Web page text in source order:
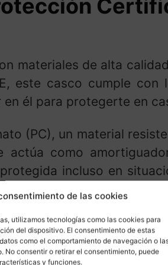
de las cookies
utilizamos tecnologías como las cookies para
del dispositivo. El consentimiento de estas
como el comportamiento de navegación o
No consentir o retirar el consentimiento, puede
y funciones.
materiales de alta
este casco cumple con
él para protegerte en
(PC), un material
actúa como
incluso en
velocidad.
y Funcional